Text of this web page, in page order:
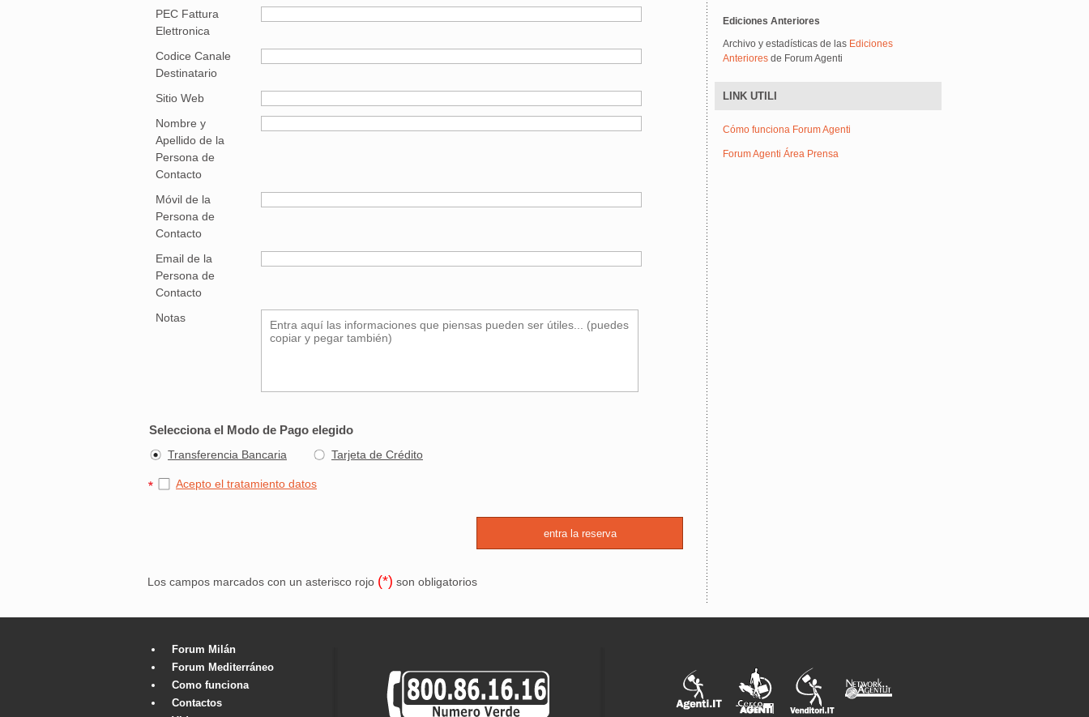
PEC Fattura
Elettronica
Codice Canale
Destinatario
Sitio Web
Nombre y
Apellido de la
Persona de
Contacto
Móvil de la
Persona de
Contacto
Email de la
Persona de
Contacto
Notas
Selecciona el Modo de Pago elegido
Transferencia Bancaria Tarjeta de Crédito
Acepto el tratamiento datos
Los campos marcados con un asterisco rojo (*) son obligatorios
Ediciones Anteriores
Archivo y estadísticas de las Ediciones
Anteriores de Forum Agenti
LINK UTILI
Cómo funciona Forum Agenti
Forum Agenti Área Prensa
Forum Milán
Forum Mediterráneo
Como funciona
Contactos